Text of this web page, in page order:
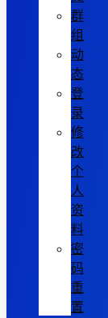
群
组
动
态
登
录
修
改
个
人
资
料
密
码
重
置